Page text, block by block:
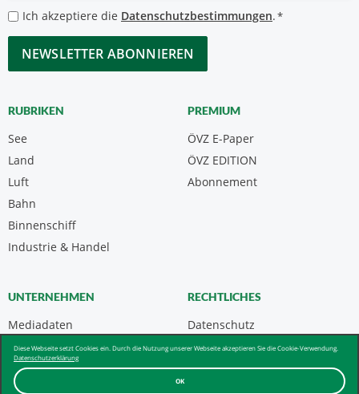
OK
Diese Webseite setzt Cookies ein. Durch die Nutzung unserer Webseite akzeptieren Sie die Cookie-Verwendung.
Datenschutzerklärung
*
Datenschutzbestimmungen
*
Ich akzeptiere die Datenschutzbestimmungen.*
CAPTCHA
RUBRIKEN
See
Land
Luft
Bahn
Binnenschiff
Industrie & Handel
PREMIUM
ÖVZ E-Paper
Abonnement
ÖVZ EDITION
UNTERNEHMEN
Mediadaten
Kontakt
Über uns & AGB
RECHTLICHES
Datenschutz
Impressum